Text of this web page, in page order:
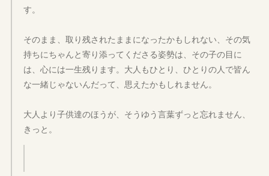
す。
そのまま、取り残されたままになったかもしれない、その気
持ちにちゃんと寄り添ってくださる姿勢は、その子の目に
は、心には一生残ります。大人もひとり、ひとりの人で皆ん
な一緒じゃないんだって、思えたかもしれません。
大人より子供達のほうが、そうゆう言葉ずっと忘れません、
きっと。